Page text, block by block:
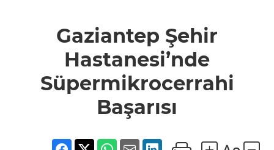
Gaziantep Şehir
Hastanesi’nde
Süpermikrocerrahi
Başarısı